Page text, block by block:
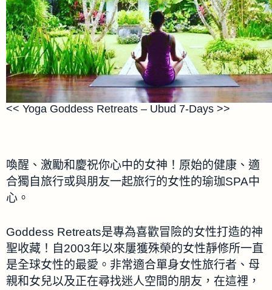
<< Yoga Goddess Retreats – Ubud 7-Days >>
喚醒、激勵和慶祝你心中的女神！原始的健康、適
合獨自旅行或與朋友一起旅行的女性的瑜珈SPA中
心。
Goddess Retreats是專為喜歡冒險的女性打造的神
聖收藏！自2003年以來屢獲殊榮的女性靜修所一直
是全球女性的最愛。非常適合單身女性旅行者、母
親和女兒以及正在尋找迷人空間的朋友，在這裡，